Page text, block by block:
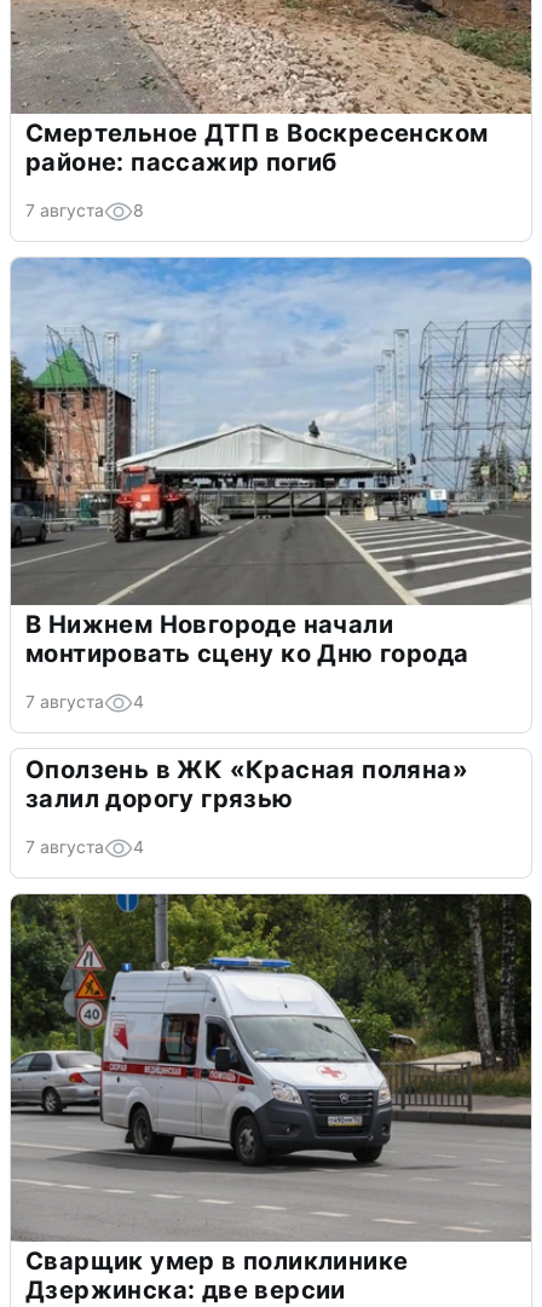
Смертельное ДТП в Воскресенском
районе: пассажир погиб
7 августа 8
В Нижнем Новгороде начали
монтировать сцену ко Дню города
7 августа 4
Оползень в ЖК «Красная поляна»
залил дорогу грязью
7 августа 4
Сварщик умер в поликлинике
Дзержинска: две версии